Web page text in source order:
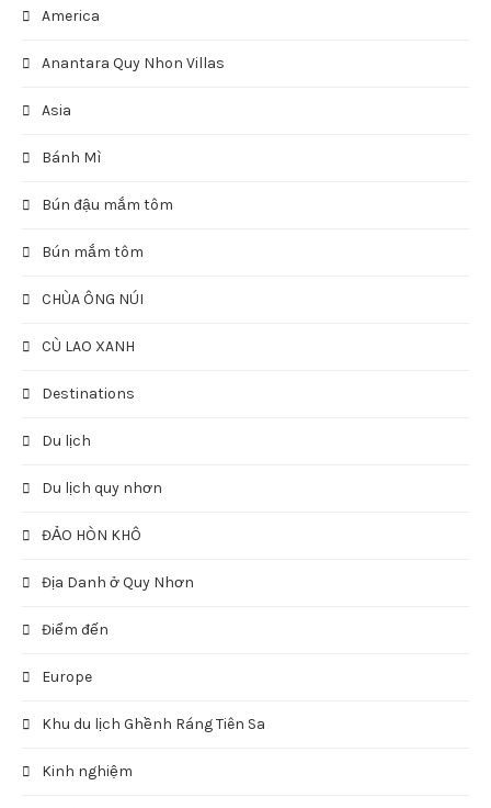
America
Anantara Quy Nhon Villas
Asia
Bánh Mì
Bún đậu mắm tôm
Bún mắm tôm
CHÙA ÔNG NÚI
CÙ LAO XANH
Destinations
Du lịch
Du lịch quy nhơn
ĐẢO HÒN KHÔ
Địa Danh ở Quy Nhơn
Điểm đến
Europe
Khu du lịch Ghềnh Ráng Tiên Sa
Kinh nghiệm